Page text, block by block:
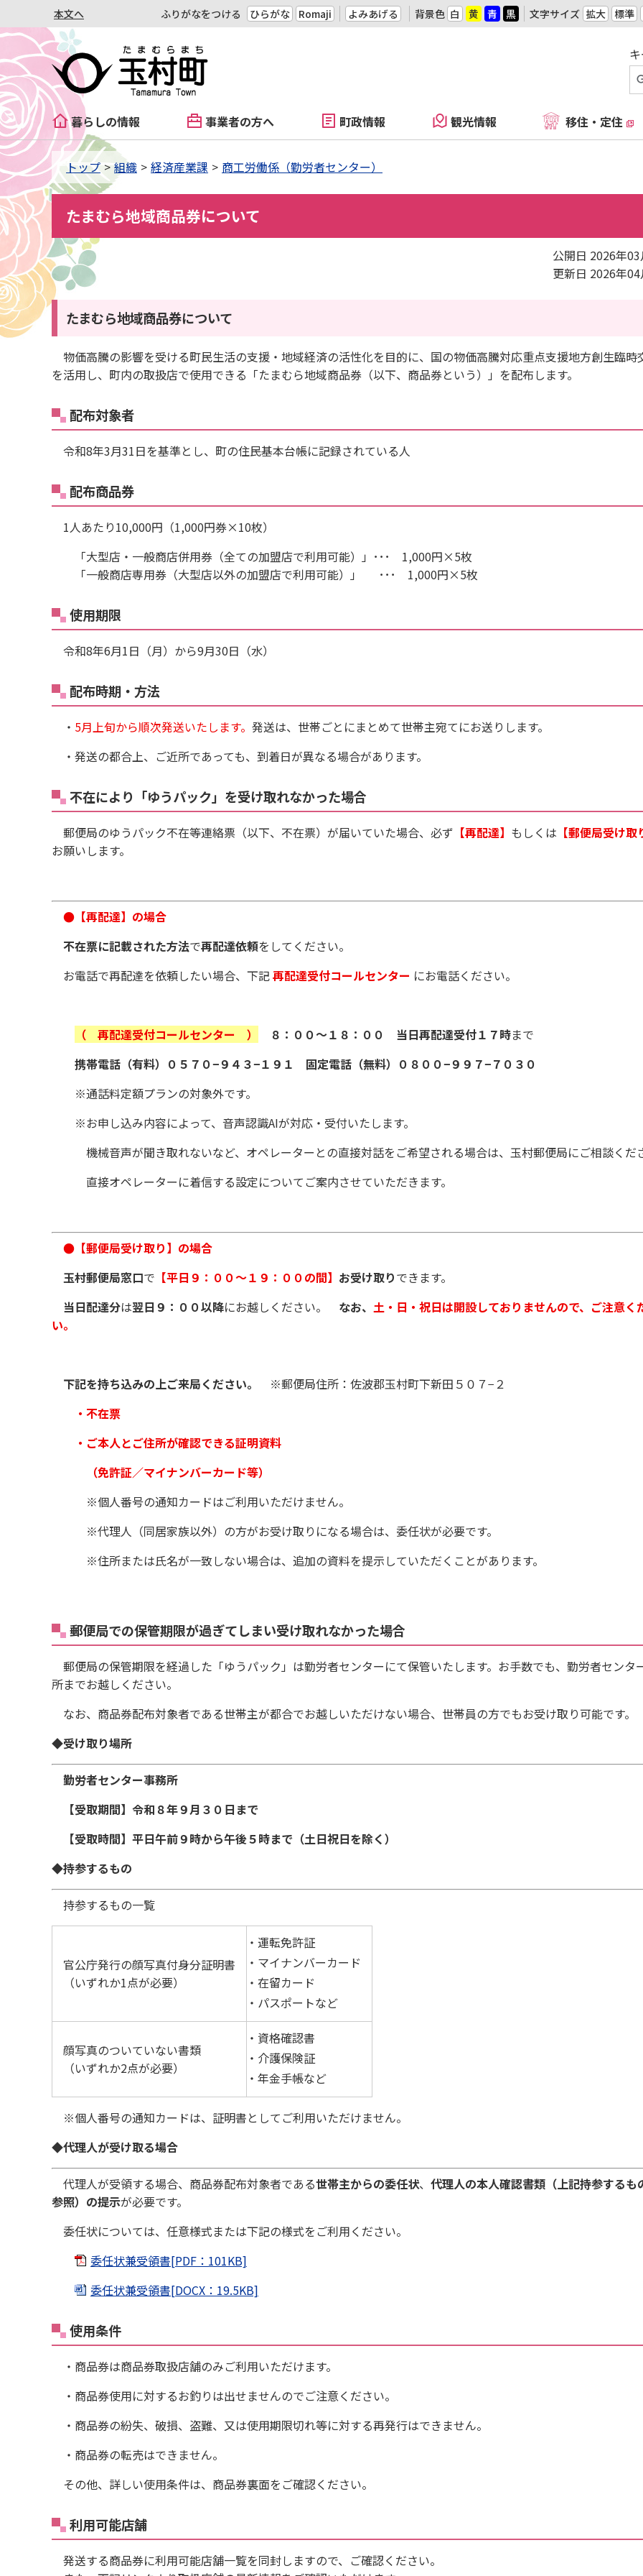
本文へ ふりがなをつける ひらがな Romaji よみあげる 背景色 白 黄 青 黒 文字サイズ 拡大 標準
暮らしの情報 事業者の方へ 町政情報 観光情報 移住・定住
トップ 組織 経済産業課 商工労働係（勤労者センター）
たまむら地域商品券について
公開日 2026年
更新日 2026年
たまむら地域商品券について
物価高騰の影響を受ける町民生活の支援・地域経済の活性化を目的に、国の物価高騰対応重点支援地方創生臨時
を活用し、町内の取扱店で使用できる「たまむら地域商品券（以下、商品券という）」を配布します。
配布対象者
令和8年3月31日を基準とし、町の住民基本台帳に記録されている人
配布商品券
1人あたり10,000円（1,000円券×10枚）
「大型店・一般商店併用券（全ての加盟店で利用可能）」･･･ 1,000円×5枚
「一般商店専用券（大型店以外の加盟店で利用可能）」 ･･･ 1,000円×5枚
使用期限
令和8年6月1日（月）から9月30日（水）
配布時期・方法
・ 5月上旬から順次発送いたします。 発送は、世帯ごとにまとめて世帯主宛てにお送りします。
・発送の都合上、ご近所であっても、到着日が異なる場合があります。
不在により「ゆうパック」を受け取れなかった場合
郵便局のゆうパック不在等連絡票（以下、不在票）が届いていた場合、必ず 【再配達】 もしくは 【郵便局受け取
お願いします。
●【再配達】の場合
不在票に記載された方法で再配達依頼をしてください。
お電話で再配達を依頼したい場合、下記再配達受付コールセンター にお電話ください。
（ 再配達受付コールセンター ） ８：００〜１８：００ 当日再配達受付１７時まで
携帯電話（有料）０５７０−９４３−１９１ 固定電話（無料）０８００−９９７−７０３０
※通話料定額プランの対象外です。
※お申し込み内容によって、音声認識AIが対応・受付いたします。
機械音声が聞き取れないなど、オペレーターとの直接対話をご希望される場合は、玉村郵便局にご相談くだ
直接オペレーターに着信する設定についてご案内させていただきます。
●【郵便局受け取り】の場合
玉村郵便局窓口で 【平日９：００〜１９：００の間】 お受け取りできます。
当日配達分は翌日９：００以降にお越しください。 なお、 土・日・祝日は開設しておりませんので、ご注意く
い。
下記を持ち込みの上ご来局ください。 ※郵便局住所：佐波郡玉村町下新田５０７−２
・不在票
・ご本人とご住所が確認できる証明資料
（免許証／マイナンバーカード等）
※個人番号の通知カードはご利用いただけません。
※代理人（同居家族以外）の方がお受け取りになる場合は、委任状が必要です。
※住所または氏名が一致しない場合は、追加の資料を提示していただくことがあります。
郵便局での保管期限が過ぎてしまい受け取れなかった場合
郵便局の保管期限を経過した「ゆうパック」は勤労者センターにて保管いたします。お手数でも、勤労者センタ
所までお越しください。
なお、商品券配布対象者である世帯主が都合でお越しいただけない場合、世帯員の方でもお受け取り可能です。
◆受け取り場所
勤労者センター事務所
【受取期間】令和８年９月３０日まで
【受取時間】平日午前９時から午後５時まで（土日祝日を除く）
◆持参するもの
持参するもの一覧
官公庁発行の顔写真付身分証明書
（いずれか1点が必要）
運転免許証
マイナンバーカード
在留カード
パスポートなど
顔写真のついていない書類
（いずれか2点が必要）
資格確認書
介護保険証
年金手帳など
※個人番号の通知カードは、証明書としてご利用いただけません。
◆代理人が受け取る場合
代理人が受領する場合、商品券配布対象者である世帯主からの委任状、 代理人の本人確認書類（上記持参するも
参照）の提示が必要です。
委任状については、任意様式または下記の様式をご利用ください。
委任状兼受領書[PDF：101KB]
委任状兼受領書[DOCX：19.5KB]
使用条件
・商品券は商品券取扱店舗のみご利用いただけます。
・商品券使用に対するお釣りは出せませんのでご注意ください。
・商品券の紛失、破損、盗難、又は使用期限切れ等に対する再発行はできません。
・商品券の転売はできません。
その他、詳しい使用条件は、商品券裏面をご確認ください。
利用可能店舗
発送する商品券に利用可能店舗一覧を同封しますので、ご確認ください。